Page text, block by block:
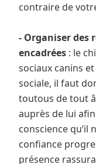
contraire de
- Organiser des
encadrées : le
sociaux canins
sociale, il faut
toutous de tout
auprès de lui
conscience qu’il
confiance
présence